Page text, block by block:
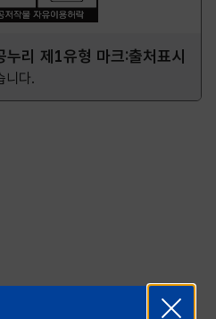
누리 제1유형 마크:출처표시
니다.